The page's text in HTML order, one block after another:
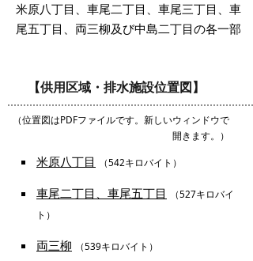
米原八丁目、車尾二丁目、車尾三丁目、車
尾五丁目、両三柳及び中島二丁目の各一部
【供用区域・排水施設位置図】
（位置図はPDFファイルです。新しいウィンドウで
開きます。）
米原八丁目 （542キロバイト）
車尾二丁目、車尾五丁目
（527キロバイ
ト）
両三柳 （539キロバイト）